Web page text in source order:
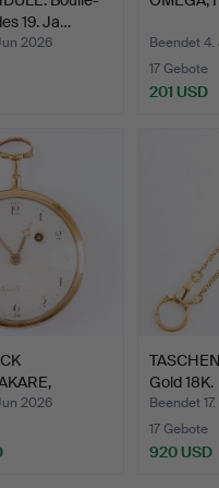
19. Ja…
2026
Beendet
17 Gebote
201 USD
STOCKHO…
2026
Gold 18K.
Beendet
17 Gebote
920 USD